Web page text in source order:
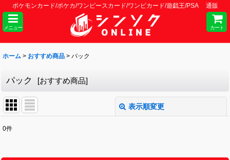
ポケモンカード/ポケカ/ワンピースカード/ワンピカード/遊戯王/PSA 通販
メニュー カート
ホーム > おすすめ商品 > パック
パック [おすすめ商品]
表示順変更
0件